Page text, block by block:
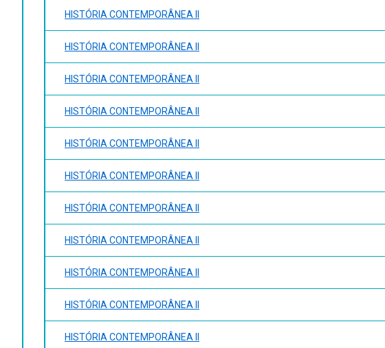
HISTÓRIA CONTEMPORÂNEA II
HISTÓRIA CONTEMPORÂNEA II
HISTÓRIA CONTEMPORÂNEA II
HISTÓRIA CONTEMPORÂNEA II
HISTÓRIA CONTEMPORÂNEA II
HISTÓRIA CONTEMPORÂNEA II
HISTÓRIA CONTEMPORÂNEA II
HISTÓRIA CONTEMPORÂNEA II
HISTÓRIA CONTEMPORÂNEA II
HISTÓRIA CONTEMPORÂNEA II
HISTÓRIA CONTEMPORÂNEA II